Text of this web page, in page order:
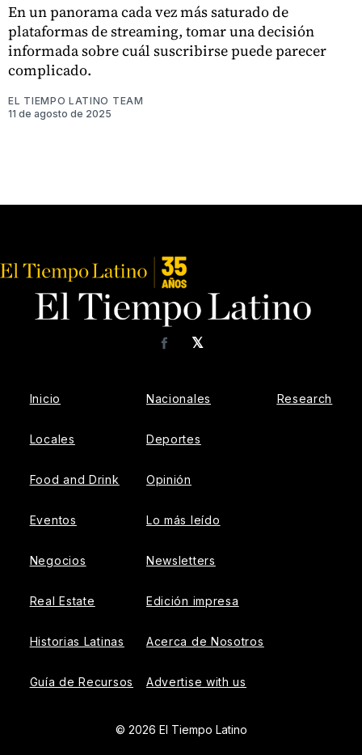
En un panorama cada vez más saturado de
plataformas de streaming, tomar una decisión
informada sobre cuál suscribirse puede parecer
complicado.
EL TIEMPO LATINO TEAM
11 de agosto de 2025
𝕏
Facebook
Inicio
Locales
Food and Drink
Eventos
Negocios
Real Estate
Historias Latinas
Guía de Recursos
Nacionales
Deportes
Opinión
Lo más leído
Newsletters
Edición impresa
Acerca de Nosotros
Advertise with us
Research
© 2026 El Tiempo Latino